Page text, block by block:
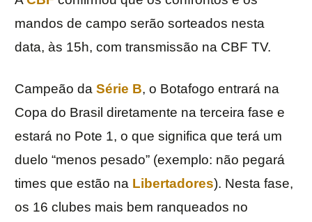
mandos de campo serão sorteados nesta
data, às 15h, com transmissão na CBF TV.
Campeão da Série B, o Botafogo entrará na
Copa do Brasil diretamente na terceira fase e
estará no Pote 1, o que significa que terá um
duelo “menos pesado” (exemplo: não pegará
times que estão na Libertadores). Nesta fase,
os 16 clubes mais bem ranqueados no